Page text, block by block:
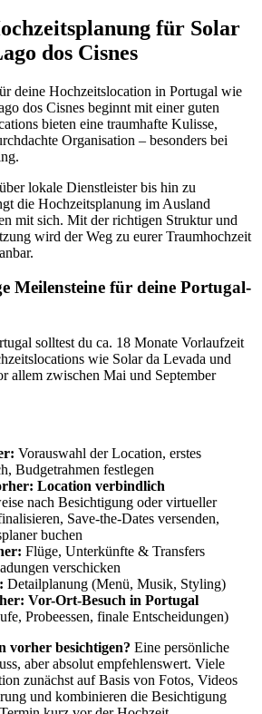
für Solar
dos Cisnes
deine Hochzeitslocation in Portugal wie
dos Cisnes beginnt mit einer guten
bieten eine traumhafte Kulisse,
Organisation – besonders bei
lokale Dienstleister bis hin zu
die Hochzeitsplanung im Ausland
mit sich. Mit der richtigen Struktur und
wird der Weg zu eurer Traumhochzeit
Meilensteine für deine Portugal-
solltest du ca. 18 Monate Vorlaufzeit
wie Solar da Levada und
allem zwischen Mai und September
Vorauswahl der Location, erstes
Budgetrahmen festlegen
Location verbindlich
nach Besichtigung oder virtueller
Save-the-Dates versenden,
buchen
Flüge, Unterkünfte & Transfers
verschicken
Detailplanung (Menü, Musik, Styling)
Vor-Ort-Besuch in Portugal
Probeessen, finale Entscheidungen)
vorher besichtigen? Eine persönliche
aber absolut empfehlenswert. Viele
zunächst auf Basis von Fotos, Videos
und kombinieren die Besichtigung